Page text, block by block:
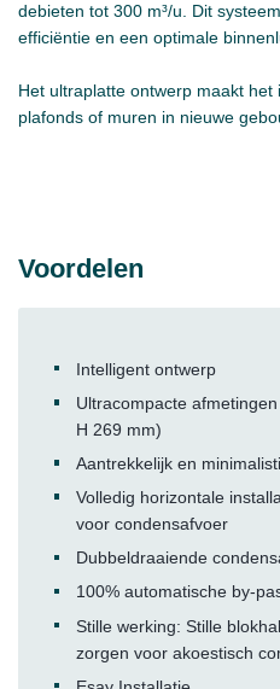
debieten tot 300 m³/u. Dit
efficiëntie en een optimale
Het ultraplatte ontwerp maakt
plafonds of muren in nieuwe
Voordelen
Intelligent ontwerp
Ultracompacte
H 269 mm)
Aantrekkelijk en
Volledig horizontale
voor condensafvoer
Dubbeldraaiende
100% automatische by-
Stille werking: Stille
zorgen voor akoestisch